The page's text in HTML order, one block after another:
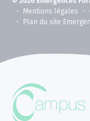
Mentions légales
Plan du site